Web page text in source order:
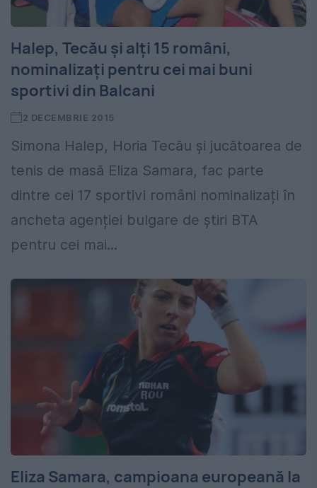
Halep, Tecău și alți 15 români,
nominalizați pentru cei mai buni
sportivi din Balcani
2 DECEMBRIE 2015
Simona Halep, Horia Tecău și jucătoarea de
tenis de masă Eliza Samara, fac parte
dintre cei 17 sportivi români nominalizați în
ancheta agenției bulgare de știri BTA
pentru cei mai...
Eliza Samara, campioana europeană la